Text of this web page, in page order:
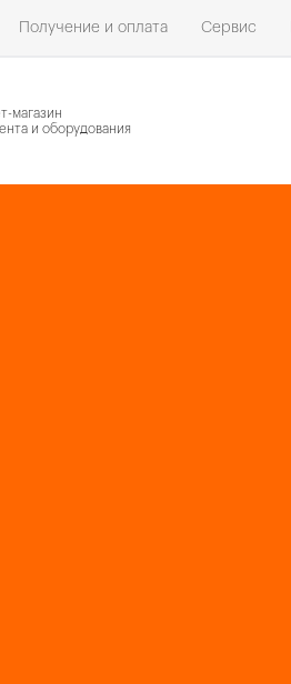
Получение и оплата Сервис
магазин
и оборудования